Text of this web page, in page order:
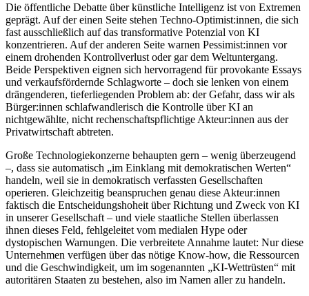
Die öffentliche Debatte über künstliche Intelligenz ist von Extremen
geprägt. Auf der einen Seite stehen Techno-Optimist:innen, die sich
fast ausschließlich auf das transformative Potenzial von KI
konzentrieren. Auf der anderen Seite warnen Pessimist:innen vor
einem drohenden Kontrollverlust oder gar dem Weltuntergang.
Beide Perspektiven eignen sich hervorragend für provokante Essays
und verkaufsfördernde Schlagworte – doch sie lenken von einem
drängenderen, tieferliegenden Problem ab: der Gefahr, dass wir als
Bürger:innen schlafwandlerisch die Kontrolle über KI an
nichtgewählte, nicht rechenschaftspflichtige Akteur:innen aus der
Privatwirtschaft abtreten.
Große Technologiekonzerne behaupten gern – wenig überzeugend
–, dass sie automatisch „im Einklang mit demokratischen Werten“
handeln, weil sie in demokratisch verfassten Gesellschaften
operieren. Gleichzeitig beanspruchen genau diese Akteur:innen
faktisch die Entscheidungshoheit über Richtung und Zweck von KI
in unserer Gesellschaft – und viele staatliche Stellen überlassen
ihnen dieses Feld, fehlgeleitet vom medialen Hype oder
dystopischen Warnungen. Die verbreitete Annahme lautet: Nur diese
Unternehmen verfügen über das nötige Know-how, die Ressourcen
und die Geschwindigkeit, um im sogenannten „KI-Wettrüsten“ mit
autoritären Staaten zu bestehen, also im Namen aller zu handeln.